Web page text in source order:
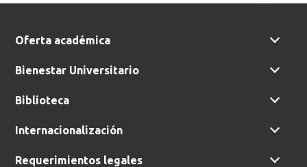
Oferta académica
Bienestar Universitario
Biblioteca
Internacionalización
Requerimientos legales